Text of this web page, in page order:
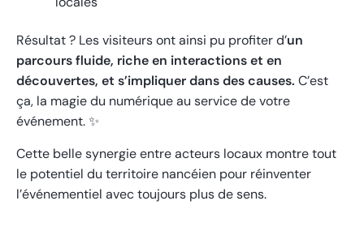
Résultat ? Les visiteurs ont ainsi pu profiter d’un
parcours fluide, riche en interactions et en
découvertes, et s’impliquer dans des causes. C’est
ça, la magie du numérique au service de votre
événement. ✨
Cette belle synergie entre acteurs locaux montre tout
le potentiel du territoire nancéien pour réinventer
l’événementiel avec toujours plus de sens.